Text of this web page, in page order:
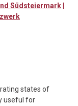
Südsteiermark
states of
useful for